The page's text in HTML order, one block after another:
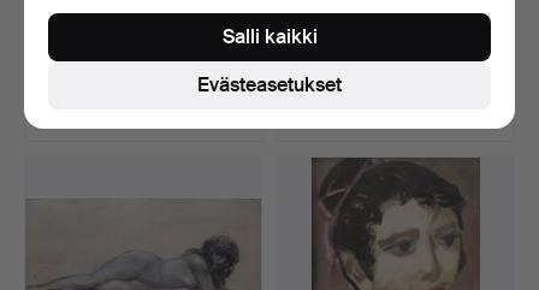
Modernistinen
Signeerattu "…
Myyty 19 touko 2026
JULI BORRELL. Omakuva.
Myyty 18 touko 2026
2 tarjousta
Evästeasetukset
Salli kaikki